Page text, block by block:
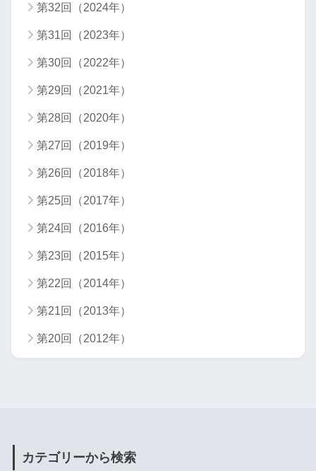
第32回（2024年）
第31回（2023年）
第30回（2022年）
第29回（2021年）
第28回（2020年）
第27回（2019年）
第26回（2018年）
第25回（2017年）
第24回（2016年）
第23回（2015年）
第22回（2014年）
第21回（2013年）
第20回（2012年）
カテゴリーから検索